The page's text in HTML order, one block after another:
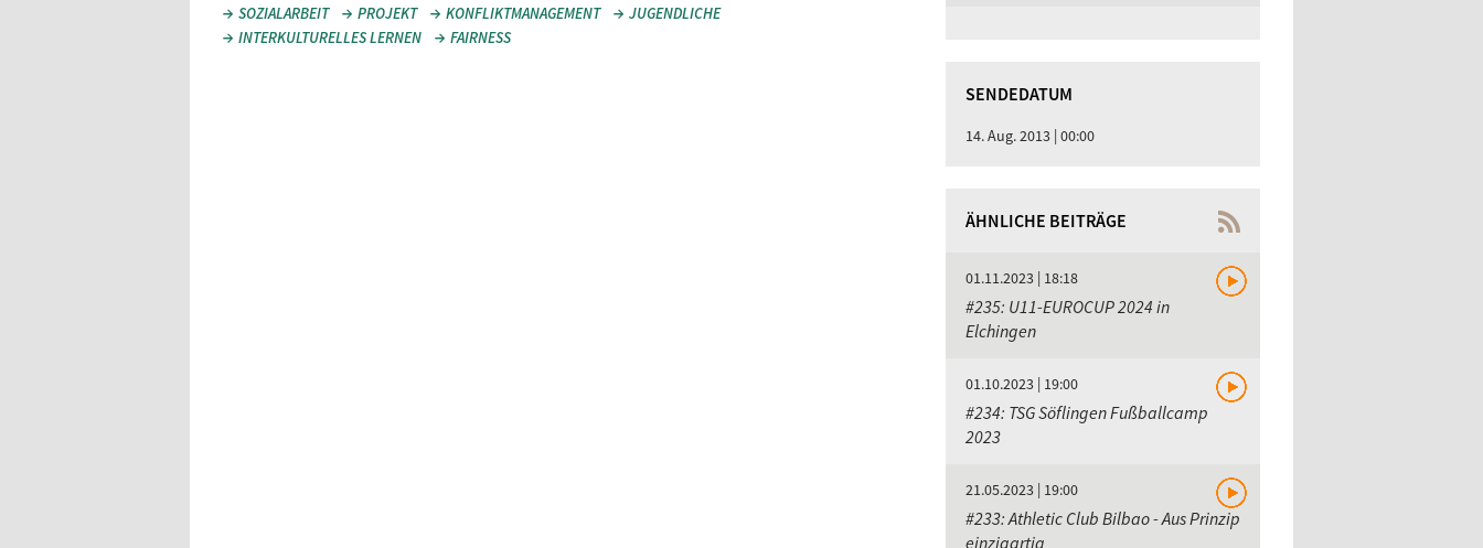
SOZIALARBEIT
PROJEKT KONFLIKTMANAGEMENT
JUGENDLICHE
INTERKULTURELLES LERNEN
FAIRNESS
SENDEDATUM
14. Aug. 2013 | 00:00
ÄHNLICHE BEITRÄGE
01.11.2023 | 18:18
#235: U11-EUROCUP 2024 in
Elchingen
01.10.2023 | 19:00
#234: TSG Söflingen Fußballcamp
2023
21.05.2023 | 19:00
#233: Athletic Club Bilbao - Aus Prinzip
einzigartig